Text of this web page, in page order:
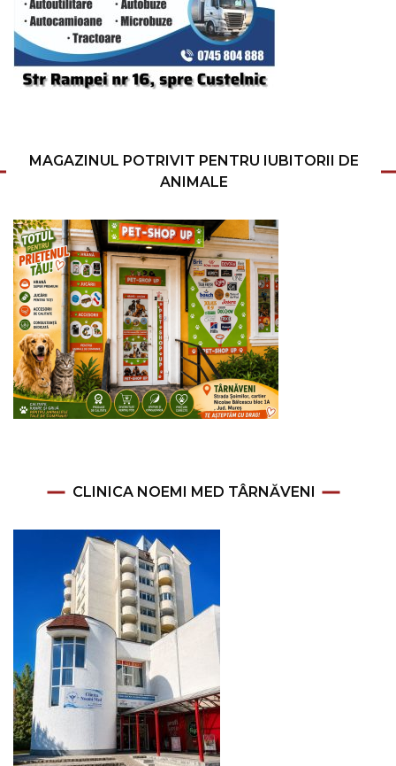
MAGAZINUL POTRIVIT PENTRU IUBITORII DE
ANIMALE
CLINICA NOEMI MED TÂRNĂVENI